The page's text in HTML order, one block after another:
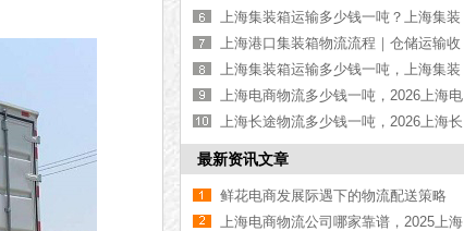
海集装箱运输价格指南【最新更新】
上海集装箱运输多少钱一吨？上海集装
箱运输价格（含价格表）
上海港口集装箱物流流程｜仓储运输收
费标准2026｜港口物流【行业百科】
上海集装箱运输多少钱一吨，上海集装
箱运输价格（含价格表）
上海电商物流多少钱一吨，2026上海电
商物流价格【含最新价格】
上海长途物流多少钱一吨，2026上海长
途物流价格【含最新价格】
最新资讯文章
鲜花电商发展际遇下的物流配送策略
上海电商物流公司哪家靠谱，2025上海